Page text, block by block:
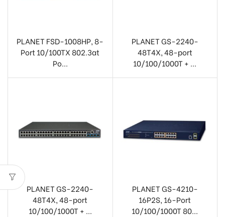
PLANET FSD-1008HP, 8-
Port 10/100TX 802.3at
Po...
PLANET GS-2240-
48T4X, 48-port
10/100/1000T + ...
PLANET GS-2240-
48T4X, 48-port
10/100/1000T + ...
PLANET GS-4210-
16P2S, 16-Port
10/100/1000T 80...